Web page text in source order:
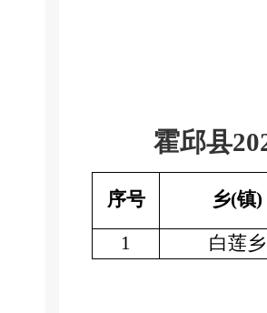
霍邱县
序号 乡(镇)
1
白莲乡